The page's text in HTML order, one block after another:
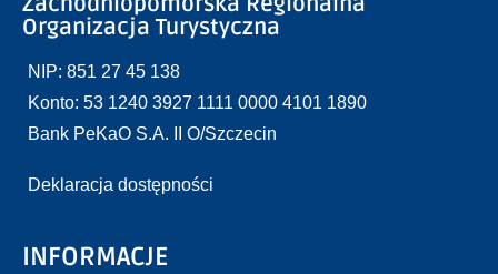
Organizacja Turystyczna
NIP: 851 27 45 138
Konto: 53 1240 3927 1111 0000 4101 1890
Bank PeKaO S.A. II O/Szczecin
Deklaracja dostępności
INFORMACJE